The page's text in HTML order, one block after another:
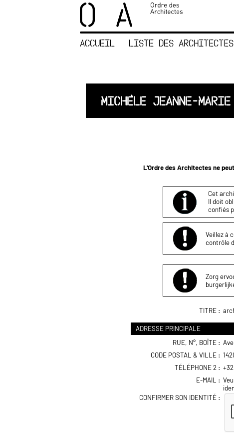
ACCUEIL LISTE DES ARCHITECTES
MICHÈLE JEANNE-
L'Ordre des Architectes ne
Cet
Il doit
confiés
Veillez à
contrôle
Zorg
TITRE :
ADRESSE PRINCIPALE
RUE, N°, BOÎTE :
CODE POSTAL & VILLE :
TÉLÉPHONE 2 :
E-MAIL :
CONFIRMER SON IDENTITÉ :